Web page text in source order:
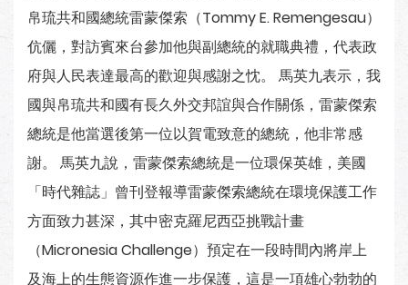
帛琉共和國總統雷蒙傑索（Tommy E. Remengesau）
伉儷，對訪賓來台參加他與副總統的就職典禮，代表政
府與人民表達最高的歡迎與感謝之忱。 馬英九表示，我
國與帛琉共和國有長久外交邦誼與合作關係，雷蒙傑索
總統是他當選後第一位以賀電致意的總統，他非常感
謝。 馬英九說，雷蒙傑索總統是一位環保英雄，美國
「時代雜誌」曾刊登報導雷蒙傑索總統在環境保護工作
方面致力甚深，其中密克羅尼西亞挑戰計畫
（Micronesia Challenge）預定在一段時間內將岸上
及海上的生態資源作進一步保護，這是一項雄心勃勃的